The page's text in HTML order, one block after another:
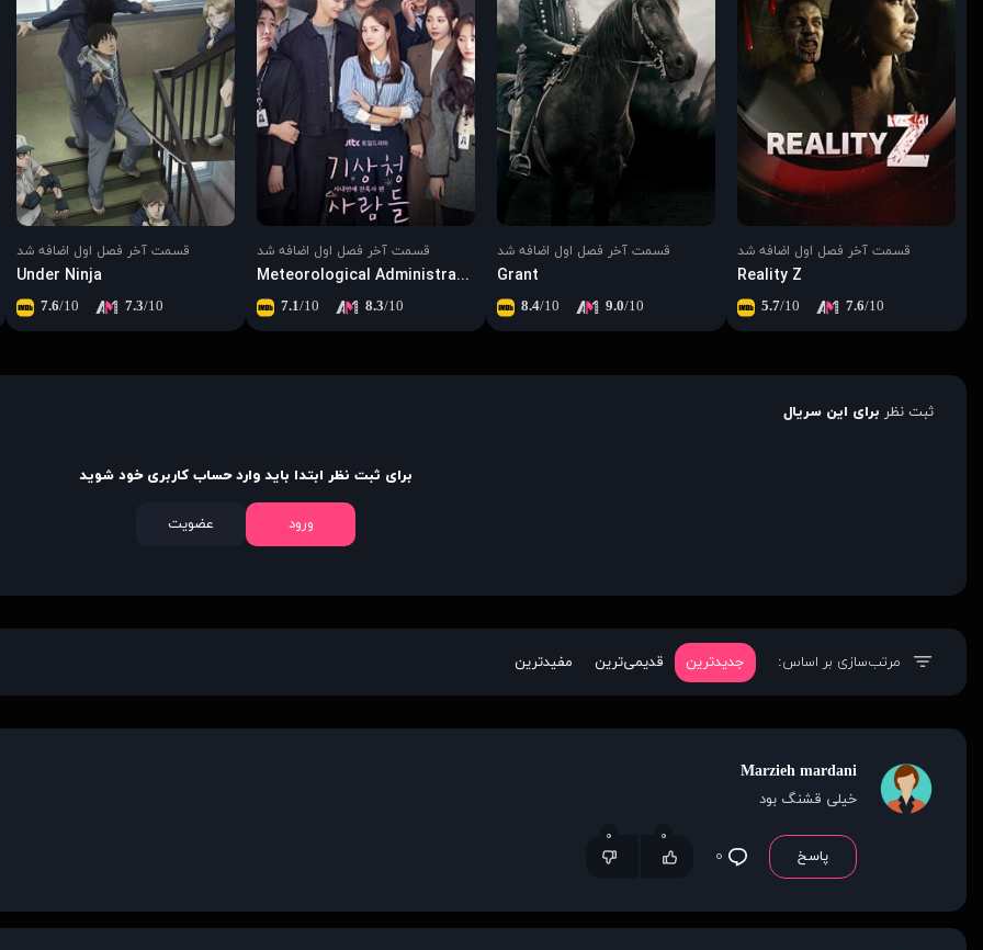
قسمت آخر فصل اول اضافه شد
Reality Z
5.7/10 7.6/10
قسمت آخر فصل اول اضافه شد
Grant
8.4/10 9.0/10
قسمت آخر فصل اول اضافه شد
Meteorological Administration People: Office Romance Cruelty
7.1/10 8.3/10
قسمت آخر فصل اول اضافه شد
Under Ninja
7.6/10 7.3/10
ثبت نظر برای این سریال
برای ثبت نظر ابتدا باید وارد حساب کاربری خود شوید
ورود عضویت
مرتب‌سازی بر اساس: جدیدترین قدیمی‌ترین مفیدترین
Marzieh mardani
خیلی قشنگ بود
پاسخ ۰
۰ ۰